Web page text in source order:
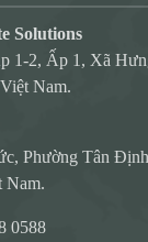
Solutions
1-2, Ấp 1, Xã
Nam.
Phường Tân
Nam.
0588